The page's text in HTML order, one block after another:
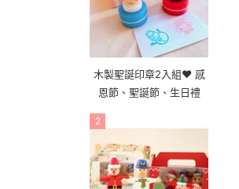
木製聖誕印章2入組❤ 感
恩節、聖誕節、生日禮
2